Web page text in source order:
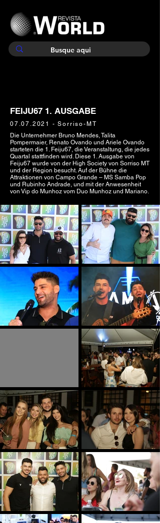
FEIJU67 1. AUSGABE
07.07.2021
- Sorriso-MT
Die Unternehmer Bruno Mendes, Talita
Pompermaier, Renato Ovando und Ariele Ovando
starteten die 1. Feiju67, die Veranstaltung, die jedes
Quartal stattfinden wird. Diese 1. Ausgabe von
Feiju67 wurde von der High Society von Sorriso MT
und der Region besucht. Auf der Bühne die
Attraktionen von Campo Grande – MS Samba Pop
und Rubinho Andrade, und mit der Anwesenheit
von Vip do Munhoz vom Duo Munhoz und Mariano.